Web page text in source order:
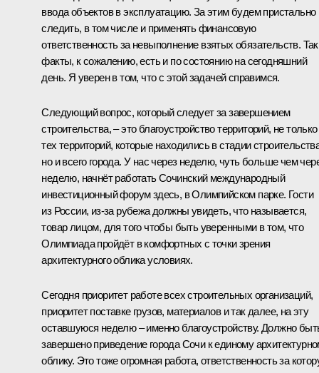
ввода объектов в эксплуатацию. За этим будем пристально
следить, в том числе и применять финансовую
ответственность за невыполнение взятых обязательств.
факты, к сожалению, есть и по состоянию на сегодняшний
день. Я уверен в том, что с этой задачей справимся.
Следующий вопрос, который следует за завершением
строительства, – это благоустройство территорий, не только
тех территорий, которые находились в стадии
но и всего города. У нас через неделю, чуть больше чем
неделю, начнёт работать Сочинский международный
инвестиционный форум здесь, в Олимпийском парке. Гости
из России, из‑за рубежа должны увидеть, что называется,
товар лицом, для того чтобы быть уверенными в том, что
Олимпиада пройдёт в комфортных с точки зрения
архитектурного облика условиях.
Сегодня приоритет работе всех строительных организаций,
приоритет поставке грузов, материалов и так далее, на эту
оставшуюся неделю – именно благоустройству. Должно
завершено приведение города Сочи к единому
облику. Это тоже огромная работа, ответственность за